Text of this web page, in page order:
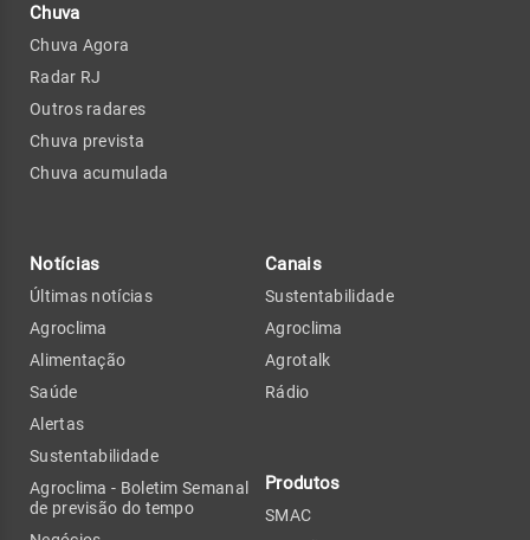
Chuva
Chuva Agora
Radar RJ
Outros radares
Chuva prevista
Chuva acumulada
Notícias
Últimas notícias
Agroclima
Alimentação
Saúde
Alertas
Sustentabilidade
Agroclima - Boletim Semanal
de previsão do tempo
Canais
Sustentabilidade
Agroclima
Agrotalk
Rádio
Produtos
SMAC